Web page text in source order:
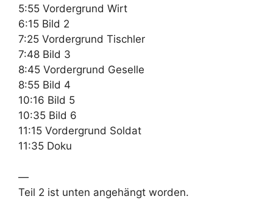
5:55 Vordergrund Wirt
6:15 Bild 2
7:25 Vordergrund Tischler
7:48 Bild 3
8:45 Vordergrund Geselle
8:55 Bild 4
10:16 Bild 5
10:35 Bild 6
11:15 Vordergrund Soldat
11:35 Doku
—
Teil 2 ist unten angehängt worden.